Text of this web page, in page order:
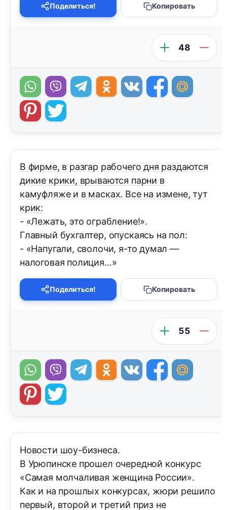
Поделиться! Копировать
48
В фирме, в разгар рабочего дня раздаются
дикие крики, врываются парни в
камуфляже и в масках. Все на измене, тут
крик:
- «Лежать, это ограбление!».
Главный бухгалтер, опускаясь на пол:
- «Hапугали, сволочи, я-то думал —
налоговая полиция…»
Поделиться! Копировать
55
Новости шоу-бизнеса.
В Урюпинске прошел очередной конкурс
«Самая молчаливая женщина России».
Как и на прошлых конкурсах, жюри решило
первый, второй и третий приз не